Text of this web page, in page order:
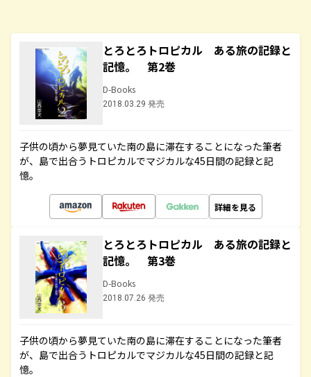
とろとろトロピカル ある旅の記録と
記憶。 第2巻
D-Books
2018.03.29 発売
子供の頃から夢見ていた南の島に滞在することになった筆者
が、島で出合うトロピカルでマジカルな45日間の記録と記
憶。
詳細を見る
とろとろトロピカル ある旅の記録と
記憶。 第3巻
D-Books
2018.07.26 発売
子供の頃から夢見ていた南の島に滞在することになった筆者
が、島で出合うトロピカルでマジカルな45日間の記録と記
憶。